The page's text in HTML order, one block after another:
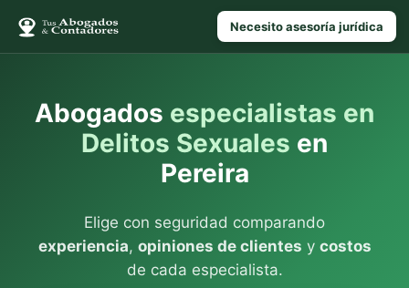
Necesito asesoría jurídica
Abogados especialistas en
Delitos Sexuales en
Pereira
Elige con seguridad comparando
experiencia, opiniones de clientes y costos
de cada especialista.